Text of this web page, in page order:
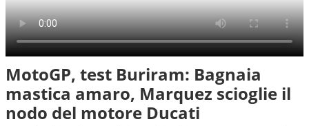
MotoGP, test Buriram: Bagnaia
mastica amaro, Marquez scioglie il
nodo del motore Ducati